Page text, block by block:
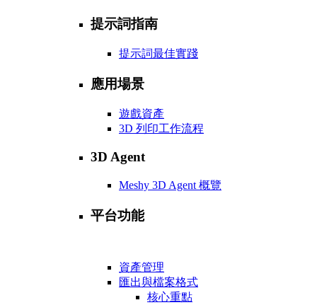
提示詞指南
提示詞最佳實踐
應用場景
遊戲資產
3D 列印工作流程
3D Agent
Meshy 3D Agent 概覽
平台功能
資產管理
匯出與檔案格式
核心重點